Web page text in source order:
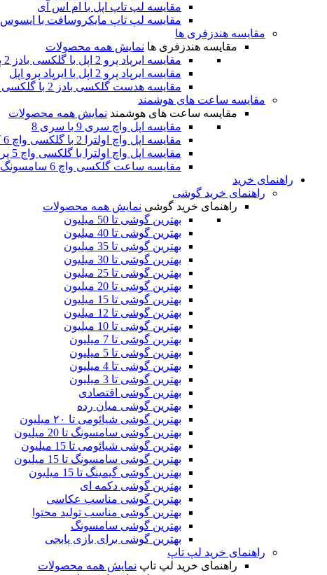
مقایسه لپ تاپ اپل با ام اس آی
مقایسه لپ تاپ مایکروسافت با ایسوس
مقایسه هندزفری ها
مقایسه هندزفری ها نمایش همه محصولات
مقایسه ایرپاد پرو 2 اپل با گلکسی بادز 2 پرو سامسونگ
مقایسه ایرپاد پرو 2 اپل با ایرپاد پرو اپل
مقایسه هدست گلکسی بادز 2 با گلکسی بادز پرو سامسونگ
مقایسه ساعت های هوشمند
مقایسه ساعت های هوشمند نمایش همه محصولات
مقایسه اپل واچ سری 9 با سری 8
مقایسه اپل واچ اولترا 2 با گلکسی واچ 6 کلاسیک
مقایسه اپل واچ اولترا با گلکسی واچ 5 پرو
مقایسه ساعت گلکسی واچ 6 سامسونگ با اپل واچ سری 8
راهنمای خرید
راهنمای خرید گوشی
راهنمای خرید گوشی نمایش همه محصولات
بهترین گوشی تا 50 میلیون
بهترین گوشی تا 40 میلیون
بهترین گوشی تا 35 میلیون
بهترین گوشی تا 30 میلیون
بهترین گوشی تا 25 میلیون
بهترین گوشی تا 20 میلیون
بهترین گوشی تا 15 میلیون
بهترین گوشی تا 12 میلیون
بهترین گوشی تا 10 میلیون
بهترین گوشی تا 7 میلیون
بهترین گوشی تا 5 میلیون
بهترین گوشی تا 4 میلیون
بهترین گوشی تا 3 میلیون
بهترین گوشی اقتصادی
بهترین گوشی‌ میان‌ رده
بهترین گوشی شیائومی تا ۲۰ میلیون
بهترین گوشی سامسونگ تا 20 میلیون
بهترین گوشی شیائومی تا 15 میلیون
بهترین گوشی سامسونگ تا 15 میلیون
بهترین گوشی گیمینگ تا 15 میلیون
بهترین گوشی دکمه ای
بهترین گوشی مناسب عکاسی
بهترین گوشی مناسب تولید محتوا
بهترین گوشی سامسونگ
بهترین گوشی برای بازی پابجی
راهنمای خرید لپ تاپ
راهنمای خرید لپ تاپ نمایش همه محصولات